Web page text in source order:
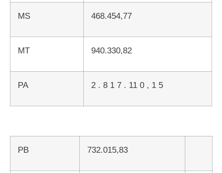
MS 468.454,77
MT 940.330,82
PA 2 . 8 1 7 . 11 0 , 1 5
PB 732.015,83